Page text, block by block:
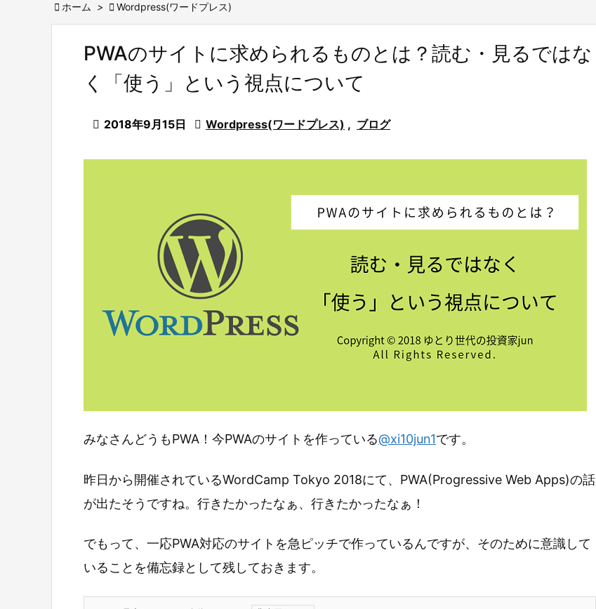
 ホーム >  Wordpress(ワードプレス)
PWAのサイトに求められるものとは？読む・見るではな
く「使う」という視点について
 2018年9月15日  Wordpress(ワードプレス) , ブログ
みなさんどうもPWA！今PWAのサイトを作っている@xi10jun1です。
昨日から開催されているWordCamp Tokyo 2018にて、PWA(Progressive Web Apps)の話
が出たそうですね。行きたかったなぁ、行きたかったなぁ！
でもって、一応PWA対応のサイトを急ピッチで作っているんですが、そのために意識して
いることを備忘録として残しておきます。